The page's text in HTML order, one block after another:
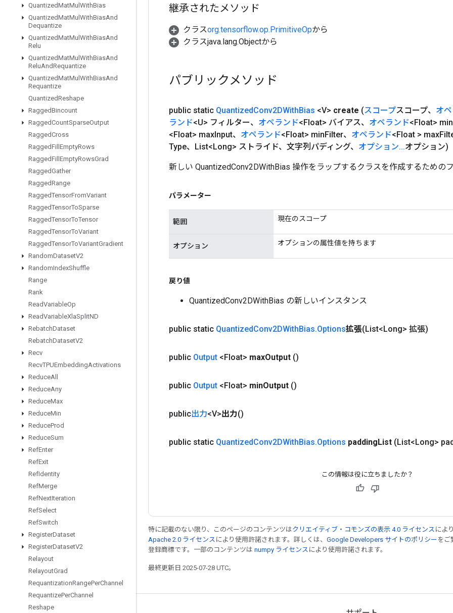
QuantizedMatMul WithBias
QuantizedMatMul WithBiasAnd
Dequantize
QuantizedMatMul WithBiasAnd
Relu
QuantizedMatMul WithBiasAnd
ReluAndRequantize
QuantizedMatMul WithBiasAnd
Requantize
QuantizedReshape
RaggedBincount
RaggedCountSparseOutput
RaggedCross
RaggedFill EmptyRows
RaggedFill EmptyRowsGrad
RaggedGather
RaggedRange
RaggedTensorFromVariant
RaggedTensorToSparse
RaggedTensorToTensor
RaggedTensorToVariant
RaggedTensorToVariantGradient
RandomDatasetV2
RandomIndexShuffle
Range
Rank
ReadVariableOp
ReadVariableXlaSplitND
RebatchDataset
RebatchDatasetV2
Recv
RecvTPUEmbeddingActivations
ReduceAll
ReduceAny
ReduceMax
ReduceMin
ReduceProd
ReduceSum
RefEnter
RefExit
RefIdentity
RefMerge
RefNextIteration
RefSelect
RefSwitch
RegisterDataset
RegisterDatasetV2
Relayout
RelayoutGrad
RequantizationRangePerChannel
RequantizePerChannel
Reshape
継承されたメソッド
クラスorg.tensorflow.op.PrimitiveOpから
クラスjava.lang.Objectから
パブリックメソッド
public static QuantizedConv2DWithBias <V> create (スコープスコープ、 オ
ランド<U> フィルター、 オペランド<Float> バイアス、 オペランド<Float> min
<Float> maxInput、 オペランド<Float> minFilter、 オペランド<Float > max
Type、List<Long> ストライド、文字列パディング、 オプション...オプション)
新しい QuantizedConv2DWithBias 操作をラップするクラスを作成するための
パラメーター
範囲 現在のスコープ
オプション オプションの属性値を持ちます
戻り値
QuantizedConv2DWithBias の新しいインスタンス
public static QuantizedConv2DWithBias.Options拡張(List<Long> 拡張)
public Output <Float> maxOutput ()
public Output <Float> minOutput ()
public出力<V>出力()
public static QuantizedConv2DWithBias.Options paddingList (List<Long>
この情報は役に立ちましたか？
特に記載のない限り、このページのコンテンツはクリエイティブ・コモンズの表示 4.0 ライセンス によ
Apache 2.0 ライセンス により使用許諾されます。詳しくは、 Google Developers サイトのポリシー をご
登録商標です。一部のコンテンツは numpy ライセンス により使用許諾されます。
最終更新日 2025-07-28 UTC。